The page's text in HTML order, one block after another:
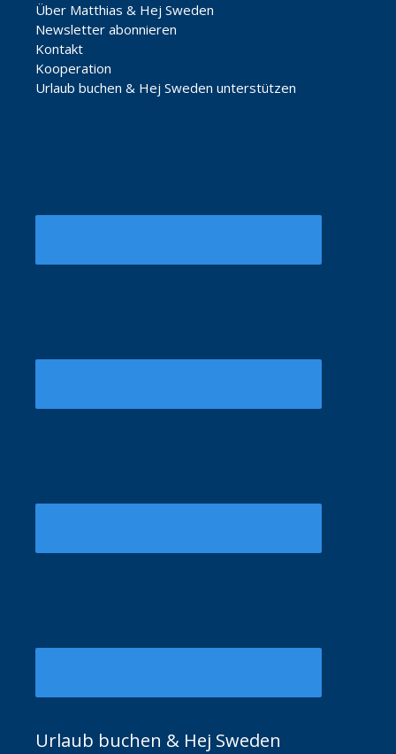
Über Matthias & Hej Sweden
Newsletter abonnieren
Kontakt
Kooperation
Urlaub buchen & Hej Sweden unterstützen
Urlaub buchen & Hej Sweden